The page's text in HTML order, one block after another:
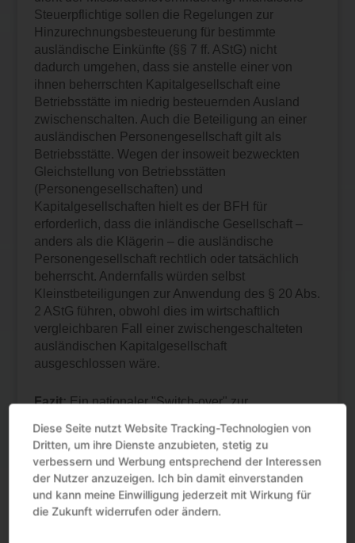
Steuerpflichtige sollen die Regelungen zur
Hinzurechnungsbesteuerung für bestimmte
ausländische Einkünfte (§§ 7 ff. AStG) nicht
dadurch umgehen, dass sie anstelle einer von
ihnen beherrschten Kapitalgesellschaft eine
Betriebsstätte im niedrig besteuernden Ausland
zwischenschalten. Auch die Beteiligung an einer
ausländischen Personengesellschaft gilt als
Betriebsstätte. Wegen der insoweit bezweckten
Gleichstellung von Betriebsstätten
(Personengesellschaften) und
Kapitalgesellschaften hielt es der BFH für
erforderlich, dass die inländische Gesellschaft –
anders als die Klägerin – die ausländische
Personengesellschaft rechtlich oder tatsächlich
beherrscht. Andernfalls würden selbst
Kleinstbeteiligungen zur Anwendung des § 20 Abs.
2 AStG führen, obwohl dies im wirtschaftlich
vergleichbaren Fall einer zwischengeschalteten
ausländischen Kapitalgesellschaft
ausgeschlossen wäre.
Fazit:Ein nationaler "Switch-over" zur
Beherrschung der Auslandsgesellschaft voraus.
Quelle:BFH | Urteil | IX R 32/23 | 07-04-2025
Diese Seite nutzt Website Tracking-Technologien von
Dritten, um ihre Dienste anzubieten, stetig zu
verbessern und Werbung entsprechend der Interessen
der Nutzer anzuzeigen. Ich bin damit einverstanden
und kann meine Einwilligung jederzeit mit Wirkung für
die Zukunft widerrufen oder ändern.